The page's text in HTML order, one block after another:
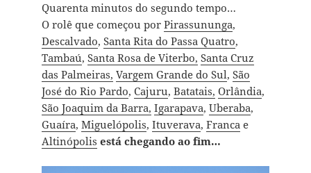
Quarenta minutos do segundo tempo…
O rolê que começou por Pirassununga,
Descalvado, Santa Rita do Passa Quatro,
Tambaú, Santa Rosa de Viterbo, Santa Cruz
das Palmeiras, Vargem Grande do Sul, São
José do Rio Pardo, Cajuru, Batatais, Orlândia,
São Joaquim da Barra, Igarapava, Uberaba,
Guaíra, Miguelópolis, Ituverava, Francae
Altinópolis está chegando ao fim…